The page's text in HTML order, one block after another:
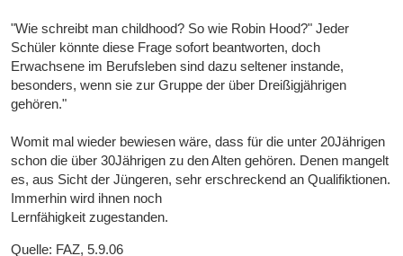
"Wie schreibt man childhood? So wie Robin Hood?" Jeder
Schüler könnte diese Frage sofort beantworten, doch
Erwachsene im Berufsleben sind dazu seltener instande,
besonders, wenn sie zur Gruppe der über Dreißigjährigen
gehören."
Womit mal wieder bewiesen wäre, dass für die unter 20Jährigen
schon die über 30Jährigen zu den Alten gehören. Denen mangelt
es, aus Sicht der Jüngeren, sehr erschreckend an Qualifiktionen.
Immerhin wird ihnen noch
Lernfähigkeit zugestanden.
Quelle: FAZ, 5.9.06